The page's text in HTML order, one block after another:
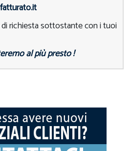
richiesta sottostante con i tuoi
al più presto !